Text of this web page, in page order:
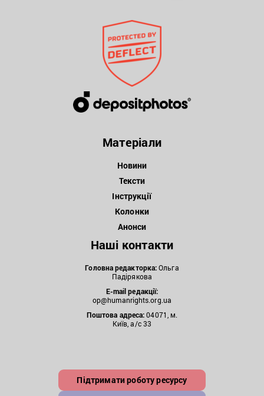
Матеріали
Новини
Тексти
Інструкції
Колонки
Анонси
Наші контакти
Головна редакторка:Ольга
Падірякова
E-mail редакції:
op@humanrights.org.ua
Поштова адреса:04071, м.
Київ, а/с 33
Підтримати роботу ресурсу